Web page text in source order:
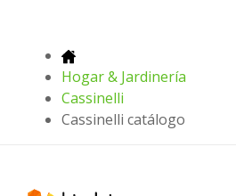
Hogar & Jardinería
Cassinelli
Cassinelli catálogo